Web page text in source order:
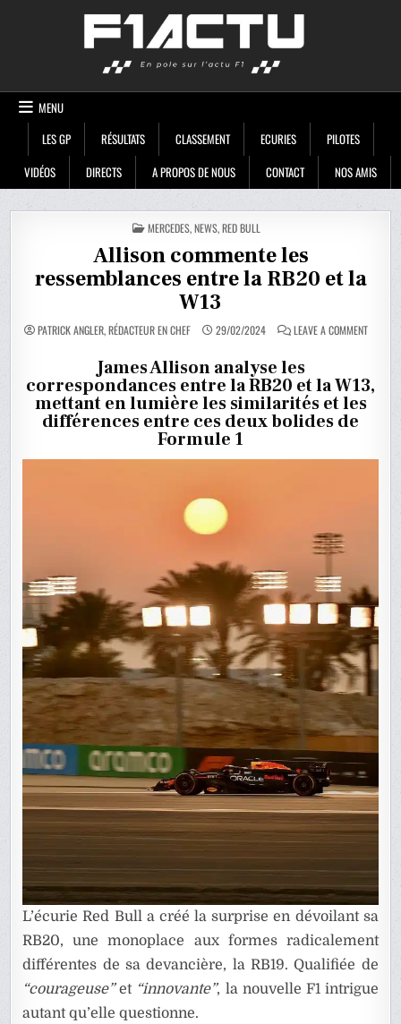
MENU
LES GP
RÉSULTATS CLASSEMENT ECURIES
PILOTES
VIDÉOS
DIRECTS A PROPOS DE NOUS CONTACT NOS AMIS
POSTED
IN
MERCEDES,NEWS,RED BULL
Allison commente les
ressemblances entre la RB20 et la
W13
PATRICK ANGLER, RÉDACTEUR EN CHEF 29/02/2024 LEAVE A COMMENTON
ENTRE
LA
James Allison analyse les
correspondances entre la RB20 et la W13,
mettant en lumière les similarités et les
différences entre ces deux bolides de
Formule 1
L’écurie Red Bull a créé la surprise en dévoilant sa
RB20, une monoplace aux formes radicalement
différentes de sa devancière, la RB19. Qualifiée de
“courageuse”et “innovante”, la nouvelle F1 intrigue
autant qu’elle questionne.